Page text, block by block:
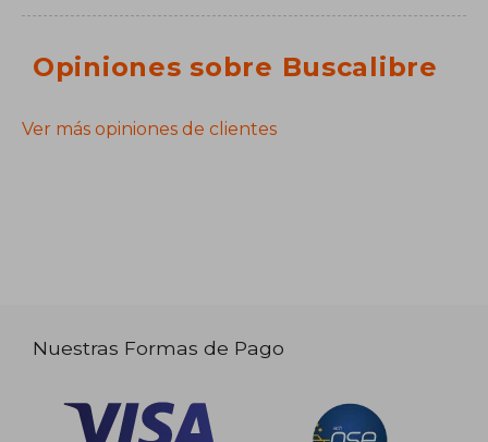
Opiniones sobre Buscalibre
Ver más opiniones de clientes
Nuestras Formas de Pago